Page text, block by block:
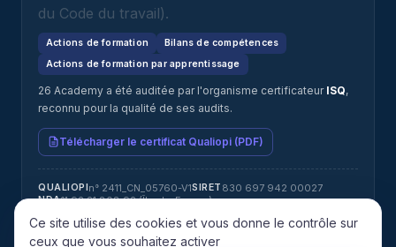
du Code du travail).
Actions de formation
Bilans de compétences
Actions de formation par apprentissage
26 Academy a été auditée par l'organisme certificateur ISQ,
reconnu pour la qualité de ses audits.
Télécharger le certificat Qualiopi (PDF)
QUALIOPI n° 2411_CN_05760-V1SIRET 830 697 942 00027
NDA11 92 21 808 92 (Île-de-France)
CERTIFICATEURISQ
Ce site utilise des cookies et vous donne le contrôle sur
ceux que vous souhaitez activer